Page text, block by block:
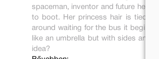
spaceman, inventor and future hero,
to boot. Her princess hair is tied
around waiting for the bus it begins
like an umbrella but with sides and
idea?